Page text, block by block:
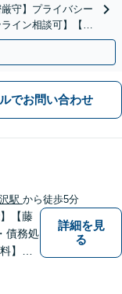
守】プライバシー
イン相談可】【カ
でお問い合わせ
駅 から徒歩5分
【藤
債務処
】お
詳細を見
る